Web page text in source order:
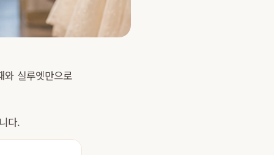
와 실루엣만으로
다.